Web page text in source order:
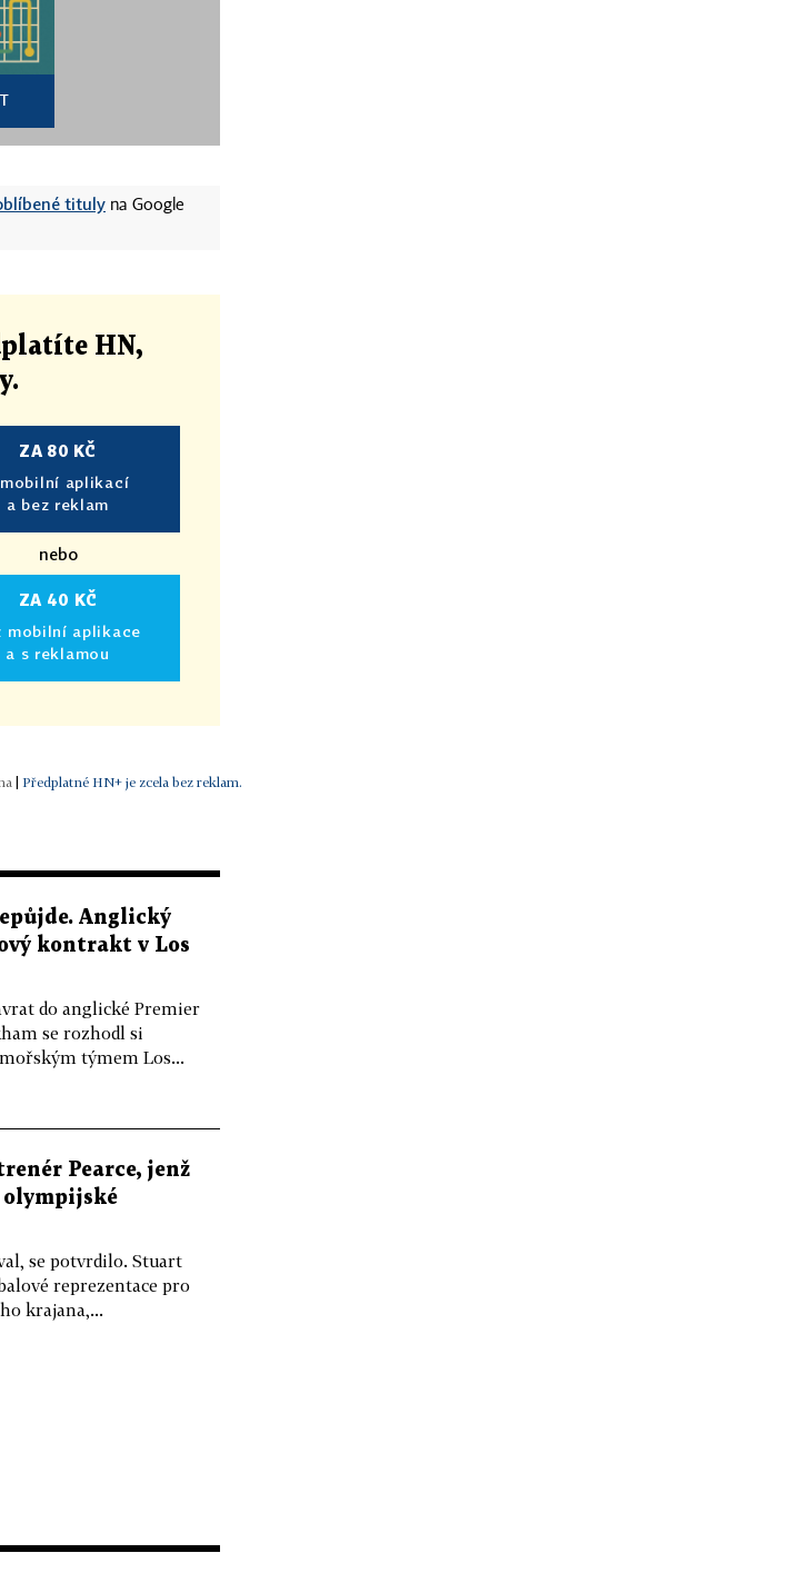
tituly na Google
HN,
.
ZA 80 KČ
aplikací
a bez reklam
nebo
ZA 40 KČ
mobilní aplikace
a s reklamou
| Předplatné HN+ je zcela bez reklam.
Anglický
kontrakt v Los
do anglické Premier
se rozhodl si
týmem Los...
Pearce, jenž
olympijské
se potvrdilo. Stuart
reprezentace pro
krajana,...